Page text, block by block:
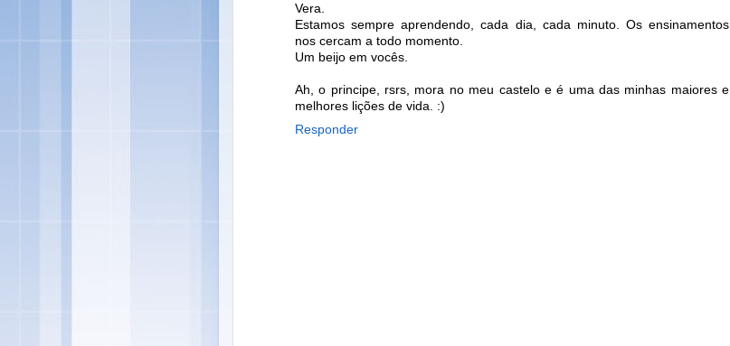
Vera.
Estamos sempre aprendendo, cada dia, cada minuto. Os ensinamentos
nos cercam a todo momento.
Um beijo em vocês.
Ah, o principe, rsrs, mora no meu castelo e é uma das minhas maiores e
melhores lições de vida. :)
Responder